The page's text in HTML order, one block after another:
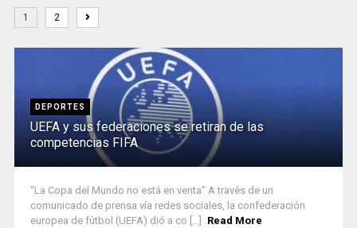
1 2
DEPORTES
UEFA y sus federaciones se retiran de las
competencias FIFA
“La Copa del Mundo no está en venta” A través de un
comunicado de prensa vía redes sociales, la confederación
europea de fútbol (UEFA) dió a co [...]
Read More